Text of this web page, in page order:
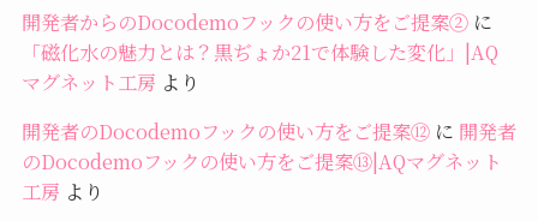
開発者からのDocodemoフックの使い方をご提案②に
「磁化水の魅力とは？黒ぢょか21で体験した変化」|AQ
マグネット工房 より
開発者のDocodemoフックの使い方をご提案⑫に 開発者
のDocodemoフックの使い方をご提案⑬|AQマグネット
工房 より